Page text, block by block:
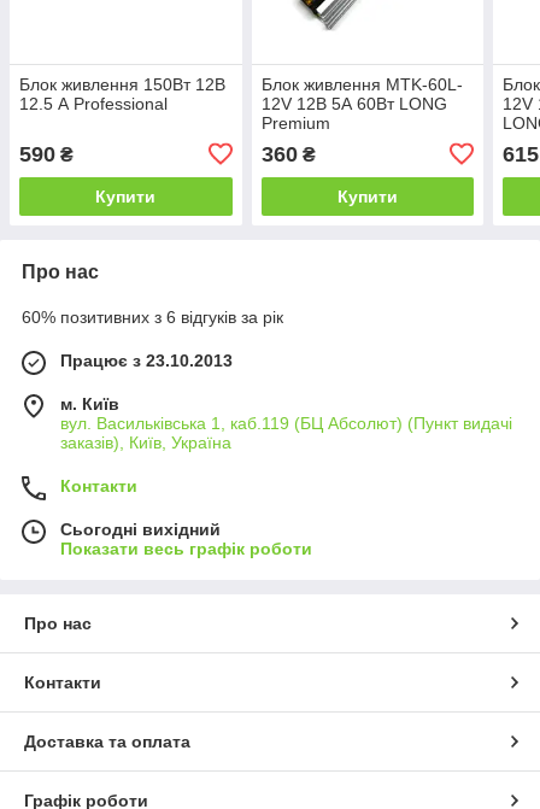
Блок живлення 150Вт 12В
12.5 А Professional
590 ₴
Купити
Блок живлення MTK-60L-
12V 12В 5А 60Вт LONG
Premium
360₴
Купити
12V
615
Про нас
60% позитивних з 6 відгуків за рік
Працює з 23.10.2013
м. Київ
вул. Васильківська 1, каб.119 (БЦ Абсолют) (Пункт видачі
заказів), Київ, Україна
Контакти
Сьогодні вихідний
Показати весь графік роботи
Про нас
Контакти
Доставка та оплата
Графік роботи